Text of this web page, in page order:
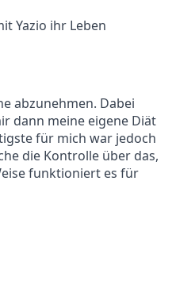
Yazio ihr Leben
abzunehmen. Dabei
dann meine eigene Diät
für mich war jedoch
die Kontrolle über das,
funktioniert es für